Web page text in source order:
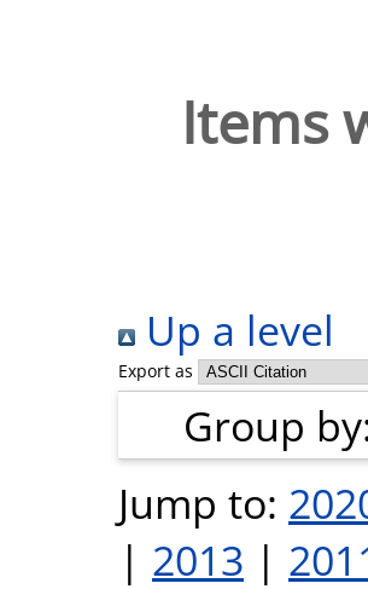
Items
Up a level
Export as
Group
Jump to:
| 2013 |